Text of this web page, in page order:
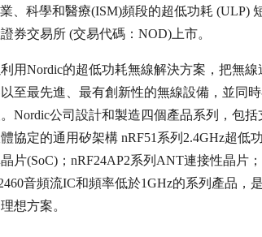
、科學和醫療(ISM)頻段的超低功耗 (ULP)
券交易所 (交易代碼：NOD)上市。
用Nordic的超低功耗無線解決方案，把無
至最先進、最有創新性的無線設備，並同
Nordic公司設計和製造四個產品系列，包
協定的通用矽架構 nRF51系列2.4GHz超低
片(SoC)；nRF24AP2系列ANT連接性晶片
音頻流IC和頻率低於1GHz的系列產品
想方案。